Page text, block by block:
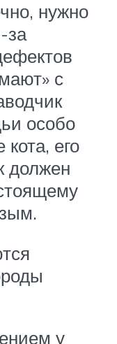
нужно
за
с
особо
его
должен
у